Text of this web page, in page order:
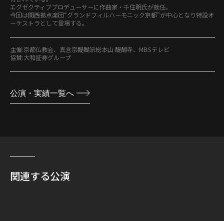
エグゼクティブプロデューサーに作曲家・千住明氏が就任。
今回は関西拠点楽団“グランドフィルハーモニック京都”が中心となり特設オ
ーケストラとして登場する。
主催:京都仏教会、真言宗醍醐派総本山 醍醐寺、MBSテレビ
協賛:大和証券グループ
公演・実績一覧へ
関連する公演